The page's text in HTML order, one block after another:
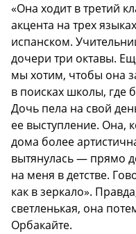
«Она ходит в третий
акцента на трех
испанском.
дочери три октавы.
мы хотим, чтобы она
в поисках школы, где
Дочь пела на свой
ее выступление. Она,
дома более
вытянулась — прямо
на меня в детстве.
как в зеркало».
светленькая, она
Орбакайте.